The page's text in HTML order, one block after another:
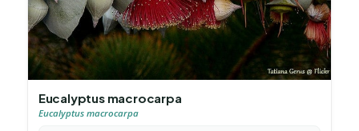
Eucalyptus macrocarpa
Eucalyptus macrocarpa